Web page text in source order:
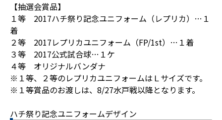
【抽選会賞品】
１等 2017ハチ祭り記念ユニフォーム（レプリカ）…１
着
２等 2017レプリカユニフォーム（FP/1st）…１着
３等 2017公式試合球…１ケ
４等 オリジナルバンダナ
※１等、２等のレプリカユニフォームはＬサイズです。
※１等賞品のお渡しは、8/27水戸戦以降となります。
ハチ祭り記念ユニフォームデザイン